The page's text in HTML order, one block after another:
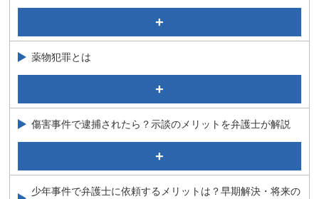
接見禁止がついたら家族と会えないの？一部解除の方法
について弁護士が解説
これって公然わいせつ？逮捕される？弁護士の解説で不
安を解消！
強制性交（強姦）の弁護活動、不起訴の可能性について
弁護士が解説
どこからが強要罪？脅迫との違いを弁護士が解説
児童買春に関する実際にあったご質問
ＳＮＳ・アプリを使った現代型犯罪の特徴は？弁護士が
解説！！
薬物犯罪とは
１．覚せい剤事件等で逮捕された場合の対応
２．検察官時代に手掛けた種々の覚せい剤等の薬物事件
３．覚せい剤事件の現況と歴史
５．覚せい剤等の害毒
傷害事件で逮捕されたら？示談のメリットを弁護士が解説
公務執行妨害事件について
殺人罪、同未遂罪について
少年事件で弁護士に依頼するメリットは？早期解決・将来の